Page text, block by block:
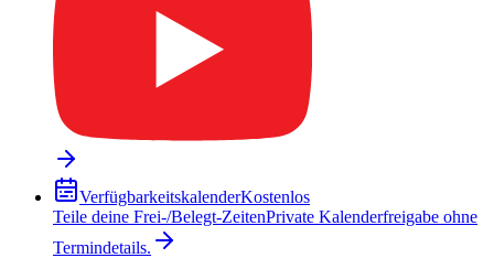
VerfügbarkeitskalenderKostenlos
Teile deine Frei-/Belegt-ZeitenPrivate Kalenderfreigabe ohne
Termindetails.